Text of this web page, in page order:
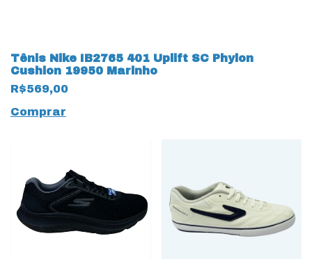
Tênis Nike IB2765 401 Uplift SC Phylon
Cushion 19950 Marinho
R$569,00
Comprar